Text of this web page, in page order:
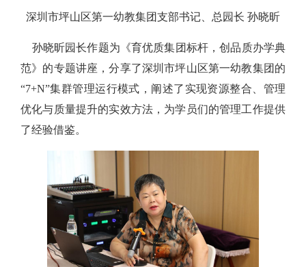
深圳市坪山区第一幼教集团支部书记、总园长 孙晓昕
孙晓昕园长作题为《育优质集团标杆，创品质办学典
范》的专题讲座，分享了深圳市坪山区第一幼教集团的
“7+N”集群管理运行模式，阐述了实现资源整合、管理
优化与质量提升的实效方法，为学员们的管理工作提供
了经验借鉴。